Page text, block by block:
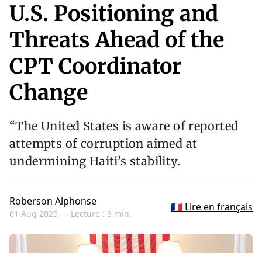
U.S. Positioning and
Threats Ahead of the
CPT Coordinator
Change
“The United States is aware of reported
attempts of corruption aimed at
undermining Haiti’s stability.
Roberson Alphonse
01 Aug 2025 — Lecture : 3 min.
🇫🇷 Lire en français